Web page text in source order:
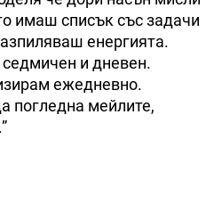
имаш списък със задачи
енергията.
и дневен.
ежедневно.
погледна мейлите,